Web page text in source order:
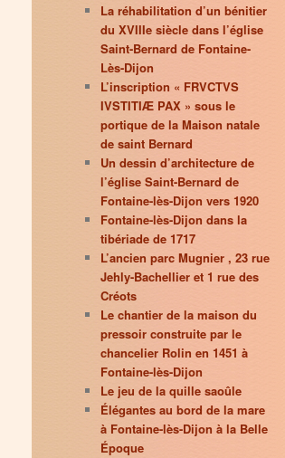
La réhabilitation d’un bénitier
du XVIIIe siècle dans l’église
Saint-Bernard de Fontaine-
Lès-Dijon
L’inscription « FRVCTVS
IVSTITIÆ PAX » sous le
portique de la Maison natale
de saint Bernard
Un dessin d’architecture de
l’église Saint-Bernard de
Fontaine-lès-Dijon vers 1920
Fontaine-lès-Dijon dans la
tibériade de 1717
L’ancien parc Mugnier , 23 rue
Jehly-Bachellier et 1 rue des
Créots
Le chantier de la maison du
pressoir construite par le
chancelier Rolin en 1451 à
Fontaine-lès-Dijon
Le jeu de la quille saoûle
Élégantes au bord de la mare
à Fontaine-lès-Dijon à la Belle
Époque